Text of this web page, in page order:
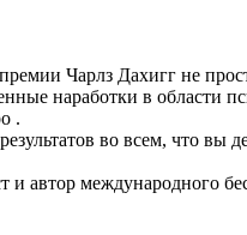
Чарлз Дахигг не
наработки в области
.
во всем, что вы
автор международного